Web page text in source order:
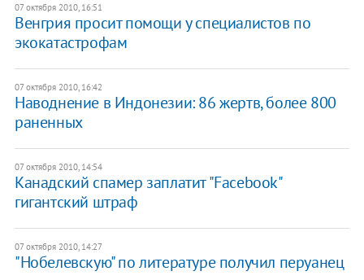
07 октября 2010, 16:51
Венгрия просит помощи у специалистов по
экокатастрофам
07 октября 2010, 16:42
Наводнение в Индонезии: 86 жертв, более 800
раненных
07 октября 2010, 14:54
Канадский спамер заплатит "Facebook"
гигантский штраф
07 октября 2010, 14:27
"Нобелевскую" по литературе получил перуанец